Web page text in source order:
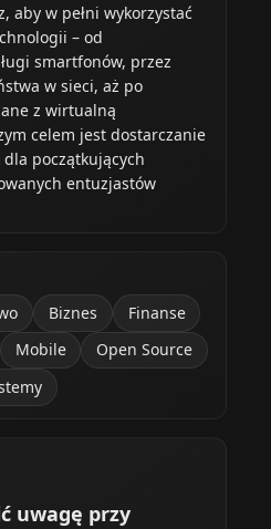
aby w pełni wykorzystać
– od
smartfonów, przez
w sieci, aż po
z wirtualną
celem jest dostarczanie
początkujących
entuzjastów
Biznes
Finanse
Mobile
Open Source
uwagę przy